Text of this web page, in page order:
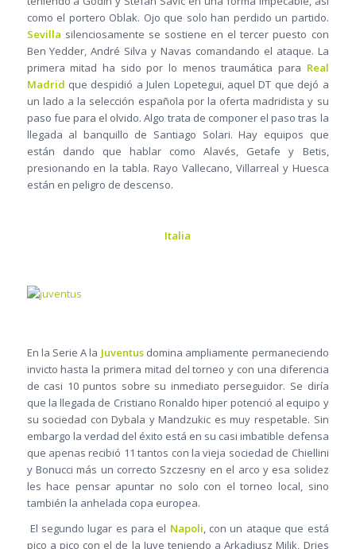
como el portero Oblak. Ojo que solo han perdido un partido.
Sevilla silenciosamente se sostiene en el tercer puesto con
Ben Yedder, André Silva y Navas comandando el ataque. La
primera mitad ha sido por lo menos traumática para Real
Madrid que despidió a Julen Lopetegui, aquel DT que dejó a
un lado a la selección española por la oferta madridista y su
paso fue para el olvido. Algo trata de componer el paso tras la
llegada al banquillo de Santiago Solari. Hay equipos que
están dando que hablar como Alavés, Getafe y Betis,
presionando en la tabla. Rayo Vallecano, Villarreal y Huesca
están en peligro de descenso.
Italia
En la Serie A la Juventusdomina ampliamente permaneciendo
invicto hasta la primera mitad del torneo y con una diferencia
de casi 10 puntos sobre su inmediato perseguidor. Se diría
que la llegada de Cristiano Ronaldo hiper potenció al equipo y
su sociedad con Dybala y Mandzukic es muy respetable. Sin
embargo la verdad del éxito está en su casi imbatible defensa
que apenas recibió 11 tantos con la vieja sociedad de Chiellini
y Bonucci más un correcto Szczesny en el arco y esa solidez
les hace pensar apuntar no solo con el torneo local, sino
también la anhelada copa europea.
El segundo lugar es para el Napoli, con un ataque que está
pico a pico con el de la Juve teniendo a Arkadiusz Milik, Dries